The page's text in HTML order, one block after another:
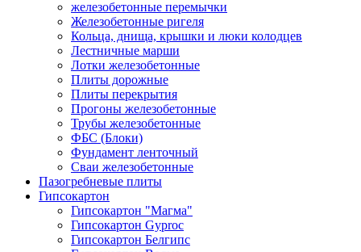
железобетонные перемычки
Железобетонные ригеля
Кольца, днища, крышки и люки колодцев
Лестничные марши
Лотки железобетонные
Плиты дорожные
Плиты перекрытия
Прогоны железобетонные
Трубы железобетонные
ФБС (Блоки)
Фундамент ленточный
Сваи железобетонные
Пазогребневые плиты
Гипсокартон
Гипсокартон "Магма"
Гипсокартон Gyproc
Гипсокартон Белгипс